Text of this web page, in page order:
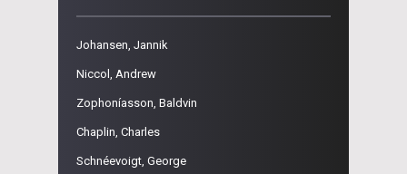
Johansen, Jannik
Niccol, Andrew
Zophoníasson, Baldvin
Chaplin, Charles
Schnéevoigt, George